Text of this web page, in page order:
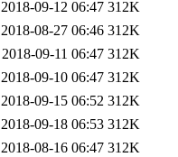
2018-09-12 06:47 312K
2018-08-27 06:46 312K
2018-09-11 06:47 312K
2018-09-10 06:47 312K
2018-09-15 06:52 312K
2018-09-18 06:53 312K
2018-08-16 06:47 312K